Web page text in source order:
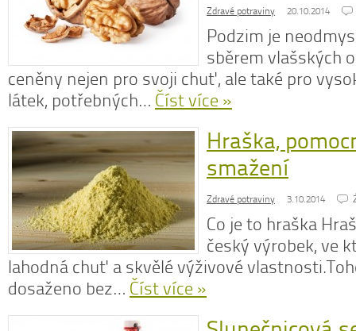
Zdravé potraviny 20.10.2014
Podzim je
sběrem vlašských
ceněny nejen pro svoji chuť, ale také pro
látek, potřebných… Číst více »
Hraška,
smažení
Zdravé potraviny 3.10.2014
Co je to hraška
český výrobek, ve
lahodná chuť a skvělé výživové
dosaženo bez… Číst více »